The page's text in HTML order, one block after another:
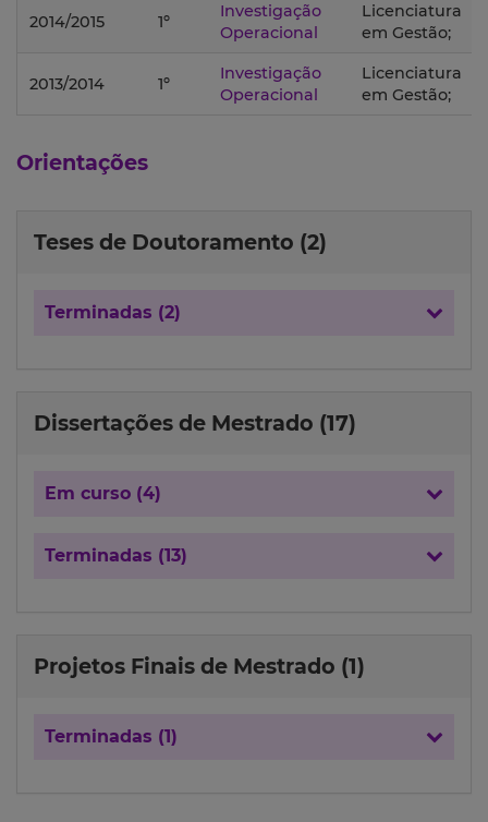
2014/2015 1º
Investigação
Operacional
Licenciatura
em Gestão;
2013/2014 1º
Investigação
Operacional
Licenciatura
em Gestão;
Orientações
Teses de Doutoramento (2)
Terminadas (2)
Dissertações de Mestrado (17)
Em curso (4)
Terminadas (13)
Projetos Finais de Mestrado (1)
Terminadas (1)